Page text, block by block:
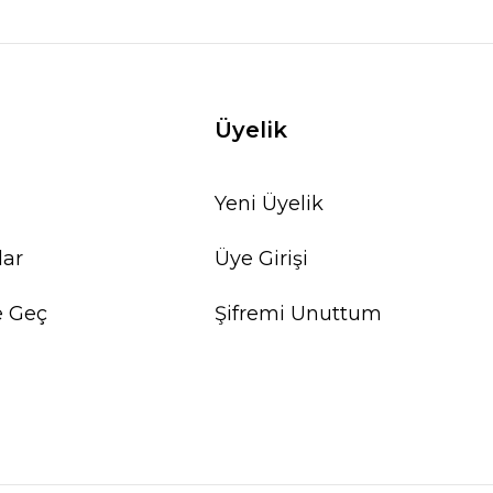
Geç
Üyelik
Yeni Üyelik
Üye Girişi
Şifremi Unuttum